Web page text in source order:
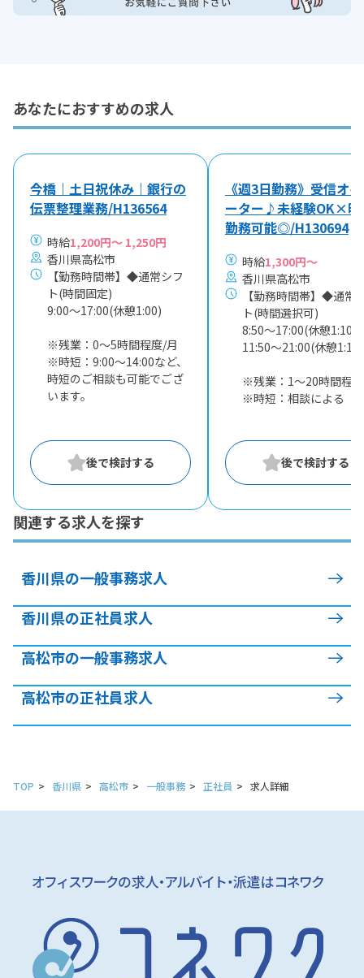
あなたにおすすめの求人
今橋｜土日祝休み｜銀行の
伝票整理業務/H136564
時給1,200円～ 1,250円
香川県高松市
【勤務時間帯】◆通常シフ
ト(時間固定)
9:00〜17:00(休憩1:00)
※残業：0〜5時間程度/月
※時短：9:00～14:00など、
時短のご相談も可能でござ
います。
《週3日勤務》受信オ
ーター♪未経験OK×時
勤務可能◎/H130694
時給1,300円～
香川県高松市
【勤務時間帯】◆通常
ト(時間選択可)
8:50〜17:00(休憩1:10)
11:50〜21:00(休憩1:10)
※残業：1〜20時間程
※時短：相談による
関連する求人を探す
香川県の一般事務求人
香川県の正社員求人
高松市の一般事務求人
高松市の正社員求人
TOP 香川県 高松市 一般事務 正社員 求人詳細